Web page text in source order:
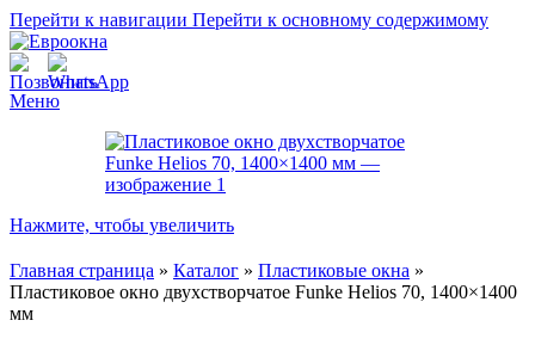
Перейти к навигации Перейти к основному содержимому
Меню
Нажмите, чтобы увеличить
Главная страница » Каталог » Пластиковые окна »
Пластиковое окно двухстворчатое Funke Helios 70, 1400×1400
мм